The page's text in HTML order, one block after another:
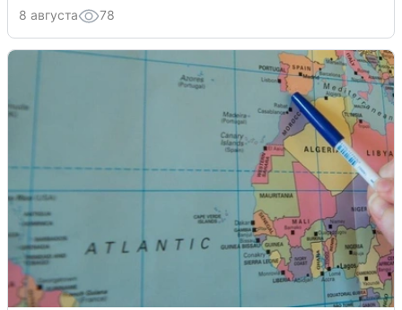
8 августа 78